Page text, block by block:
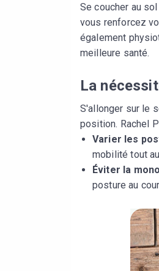
Se coucher au
vous renforcez
également
meilleure santé.
La
S'allonger sur le
position. Rachel
Varier les
mobilité tout
Éviter la
posture au